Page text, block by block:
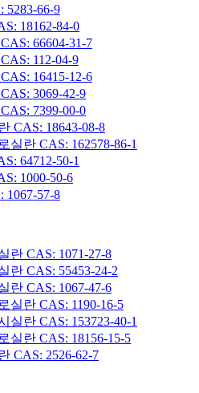
5283-66-9
18162-84-0
66604-31-7
112-04-9
16415-12-6
3069-42-9
7399-00-0
CAS: 18643-08-8
란 CAS: 162578-86-1
64712-50-1
1000-50-6
1067-57-8
란 CAS: 1071-27-8
란 CAS: 55453-24-2
란 CAS: 1067-47-6
실란 CAS: 1190-16-5
란 CAS: 153723-40-1
실란 CAS: 18156-15-5
CAS: 2526-62-7